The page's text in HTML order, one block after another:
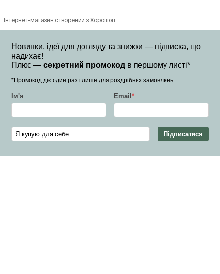
Інтернет-магазин створений з Хорошоп
Новинки, ідеї для догляду та знижки — підписка, що
надихає!
Плюс — секретний промокод в першому листі*
*Промокод діє один раз і лише для роздрібних замовлень.
Ім'я Email *
Підписатися